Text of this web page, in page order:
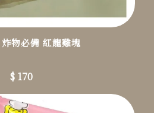
物必備 紅龍雞塊
$ 170